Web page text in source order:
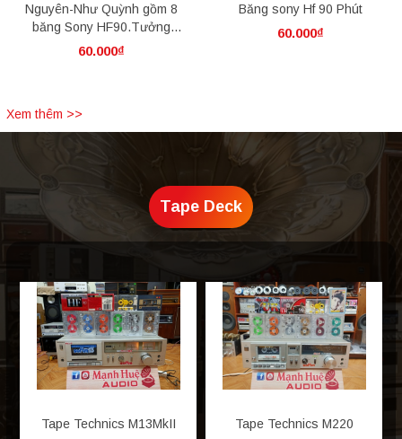
Nguyên-Như Quỳnh gồm 8
băng Sony HF90.Tưởng
niệm ca sĩ Tường Khuê
60.000₫
Băng sony Hf 90 Phút
60.000₫
Xem thêm >>
Tape Deck
Tape Technics M13MkII Tape Technics M220